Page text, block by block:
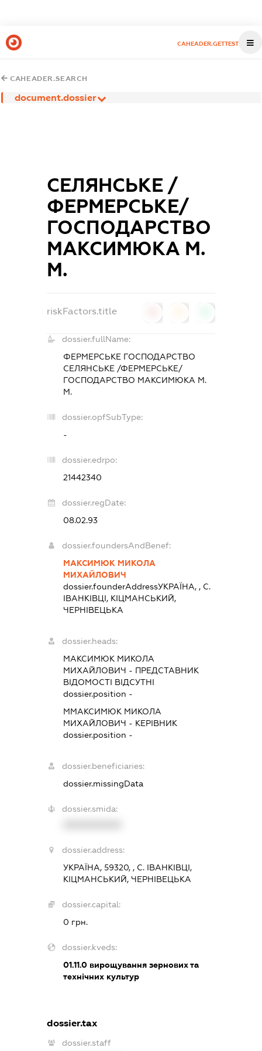
CAHEADER.GETTEST
CAHEADER.SEARCH
document.dossier
СЕЛЯНСЬКЕ /
ФЕРМЕРСЬКЕ/
ГОСПОДАРСТВО
МАКСИМЮКА М.
М.
riskFactors.title
dossier.fullName:
ФЕРМЕРСЬКЕ ГОСПОДАРСТВО
СЕЛЯНСЬКЕ /ФЕРМЕРСЬКЕ/
ГОСПОДАРСТВО МАКСИМЮКА М.
М.
dossier.opfSubType:
-
dossier.edrpo:
21442340
dossier.regDate:
08.02.93
dossier.foundersAndBenef:
МАКСИМЮК МИКОЛА
МИХАЙЛОВИЧ
dossier.founderAddressУКРАЇНА, , С.
ІВАНКІВЦІ, КІЦМАНСЬКИЙ,
ЧЕРНІВЕЦЬКА
dossier.heads:
МАКСИМЮК МИКОЛА
МИХАЙЛОВИЧ - ПРЕДСТАВНИК
ВІДОМОСТІ ВІДСУТНІ
dossier.position -
ММАКСИМЮК МИКОЛА
МИХАЙЛОВИЧ - КЕРІВНИК
dossier.position -
dossier.beneficiaries:
dossier.missingData
dossier.smida:
dossier.address:
УКРАЇНА, 59320, , С. ІВАНКІВЦІ,
КІЦМАНСЬКИЙ, ЧЕРНІВЕЦЬКА
dossier.capital:
0 грн.
dossier.kveds:
01.11.0 вирощування зернових та
технічних культур
dossier.tax
dossier.staff